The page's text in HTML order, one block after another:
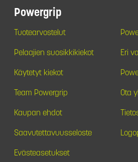
Powergrip
Tuotearvostelut
Pelaajien suosikkikiekot Eri
Käytetyt kiekot
Team Powergrip Ota
Kaupan ehdot
Saavutettavuusseloste
Evästeasetukset